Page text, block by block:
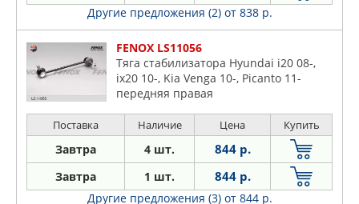
Другие предложения (2) от 838 р.
FENOX LS11056
Тяга стабилизатора Hyundai i20 08-,
ix20 10-, Kia Venga 10-, Picanto 11-
передняя правая
Поставка Наличие Цена Купить
Завтра 4 шт. 844 р.
Завтра 1 шт. 844 р.
Другие предложения (3) от 844 р.